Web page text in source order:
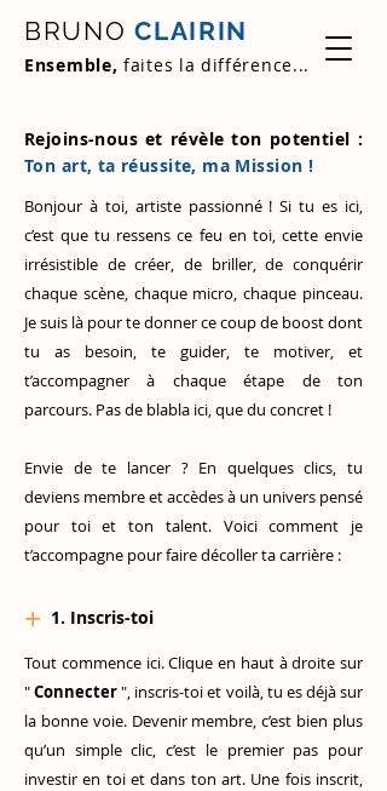
BRUNO CLAIRIN
Ensemble, faites la différence...
Rejoins-nous et révèle ton potentiel :
Ton art, ta réussite, ma Mission !
Bonjour à toi, artiste passionné ! Si tu es ici,
c’est que tu ressens ce feu en toi, cette envie
irrésistible de créer, de briller, de conquérir
chaque scène, chaque micro, chaque pinceau.
Je suis là pour te donner ce coup de boost dont
tu as besoin, te guider, te motiver, et
t’accompagner à chaque étape de ton
parcours. Pas de blabla ici, que du concret !
Envie de te lancer ? En quelques clics, tu
deviens membre et accèdes à un univers pensé
pour toi et ton talent. Voici comment je
t’accompagne pour faire décoller ta carrière :
+ 1. Inscris-toi
Tout commence ici. Clique en haut à droite sur
"Connecter", inscris-toi et voilà, tu es déjà sur
la bonne voie. Devenir membre, c’est bien plus
qu’un simple clic, c’est le premier pas pour
investir en toi et dans ton art. Une fois inscrit,